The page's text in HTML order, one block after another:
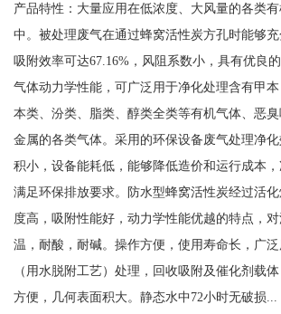
产品特性：大量应用在低浓度、大风量的各类
中。被处理废气在通过蜂窝活性炭方孔时能够充
吸附效率可达67.16%，风阻系数小，具有优良
气体动力学性能，可广泛用于净化处理含有甲
本类、汾类、脂类、醇类全类等有机气体、恶
金属的各类气体。采用的环保设备废气处理净
积小，设备能耗低，能够降低造价和运行成本
满足环保排放要求。防水型蜂窝活性炭经过活
度高，吸附性能好，动力学性能优越的特点，
温，耐酸，耐碱。操作方便，使用寿命长，广
（用水脱附工艺）处理，回收吸附及催化剂载
方便，几何表面积大。静态水中72小时无破损...